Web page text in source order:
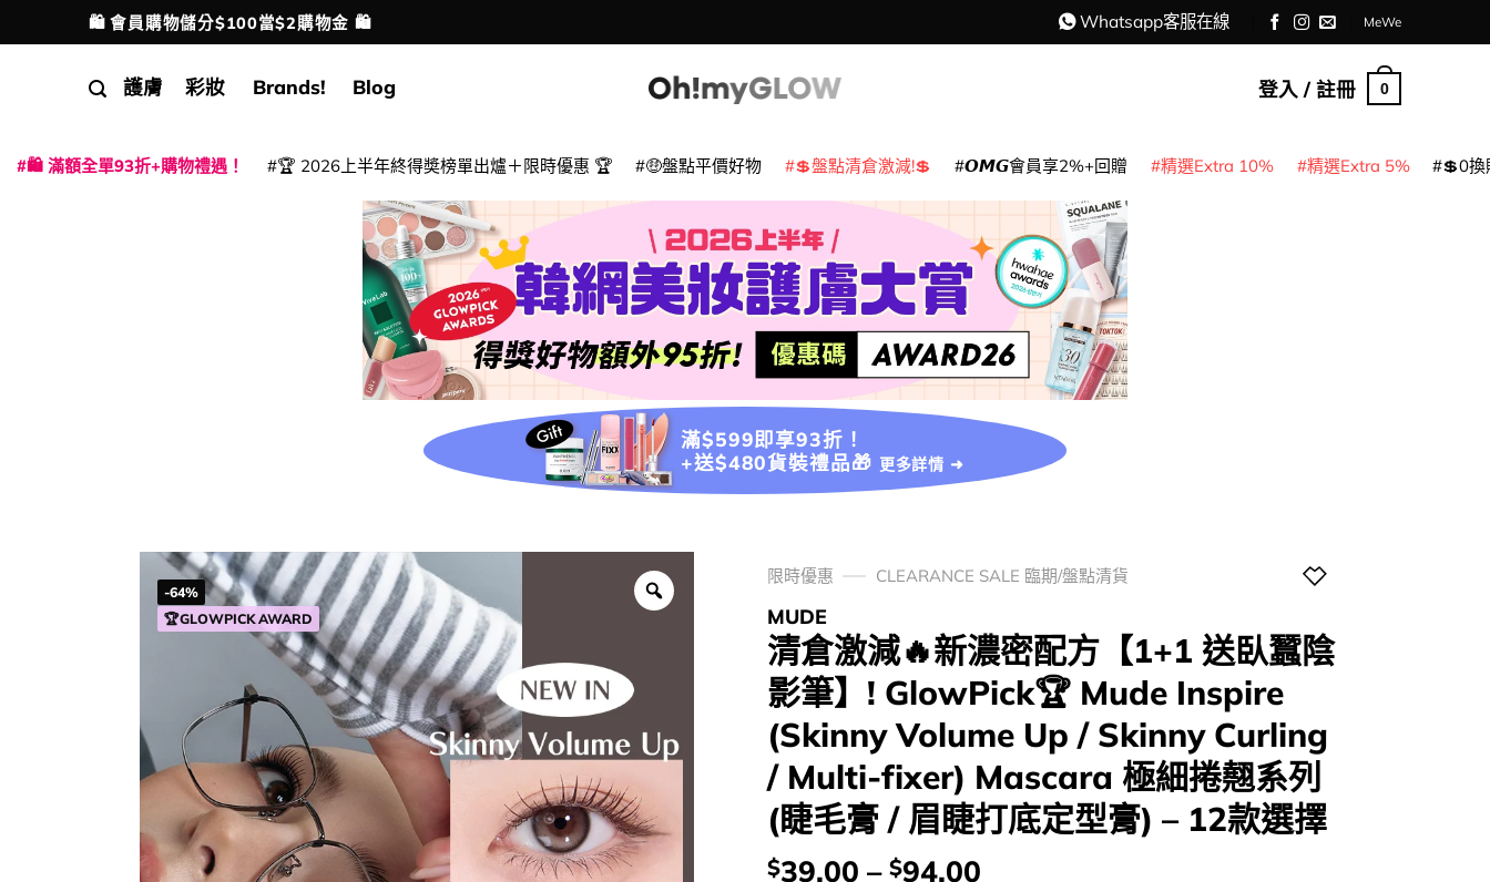
to
配送港澳
🛍️ 會員購物儲分$100當$2購物金 🛍️ Whatsapp客服在線 MeWe
護膚 彩妝 Brands! Blog 登入 / 註冊 0
🛍️ 滿額全單93折+購物禮遇！ 🏆 2026上半年終得奬榜單出爐＋限時優惠 🏆 🤑盤點平價好物 💲盤點清倉激減!💲 𝙊𝙈𝙂會員享2%+回贈 精選Extra 10% 精選Extra 5% 💲0換
滿$599即享93折！
+送$480貨裝禮品🎁 更多詳情 ➜
-64%
🏆GLOWPICK AWARD
限時優惠 CLEARANCE SALE 臨期/盤點清貨
MUDE
清倉激減🔥新濃密配方【1+1 送臥蠶陰
影筆】! GlowPick🏆 Mude Inspire
(Skinny Volume Up / Skinny Curling
/ Multi-fixer) Mascara 極細捲翹系列
(睫毛膏 / 眉睫打底定型膏) – 12款選擇
價
$39.00 – $94.00